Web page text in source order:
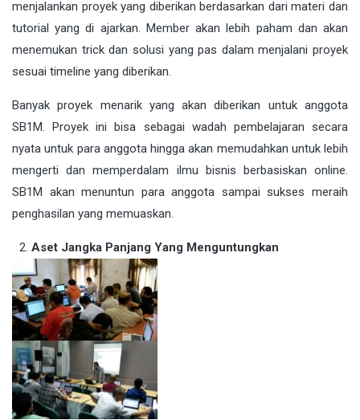
menjalankan proyek yang diberikan berdasarkan dari materi dan
tutorial yang di ajarkan. Member akan lebih paham dan akan
menemukan trick dan solusi yang pas dalam menjalani proyek
sesuai timeline yang diberikan.
Banyak proyek menarik yang akan diberikan untuk anggota
SB1M. Proyek ini bisa sebagai wadah pembelajaran secara
nyata untuk para anggota hingga akan memudahkan untuk lebih
mengerti dan memperdalam ilmu bisnis berbasiskan online.
SB1M akan menuntun para anggota sampai sukses meraih
penghasilan yang memuaskan.
Aset Jangka Panjang Yang Menguntungkan